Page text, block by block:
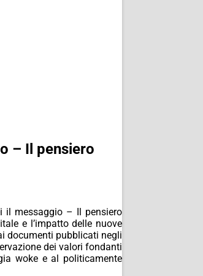
– Il pensiero
il messaggio – Il pensiero
e l’impatto delle nuove
documenti pubblicati negli
dei valori fondanti
woke e al politicamente